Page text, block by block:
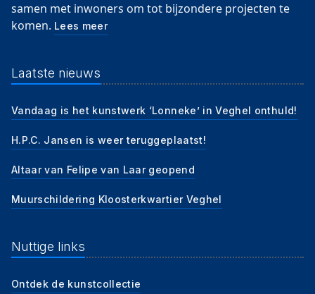
samen met inwoners om tot bijzondere projecten te
komen. Lees meer
Laatste nieuws
Vandaag is het kunstwerk ‘Lonneke’ in Veghel onthuld!
H.P.C. Jansen is weer teruggeplaatst!
Altaar van Felipe van Laar geopend
Muurschildering Kloosterkwartier Veghel
Nuttige links
Ontdek de kunstcollectie